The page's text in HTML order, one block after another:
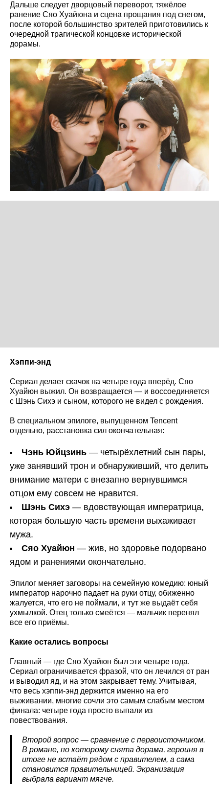
Дальше следует дворцовый переворот, тяжёлое
ранение Сяо Хуайюна и сцена прощания под снегом,
после которой большинство зрителей приготовились к
очередной трагической концовке исторической
дорамы.
Хэппи-энд
Сериал делает скачок на четыре года вперёд. Сяо
Хуайюн выжил. Он возвращается — и воссоединяется
с Шэнь Сихэ и сыном, которого не видел с рождения.
В специальном эпилоге, выпущенном Tencent
отдельно, расстановка сил окончательная:
Чэнь Юйцзинь — четырёхлетний сын пары,
уже занявший трон и обнаруживший, что делить
внимание матери с внезапно вернувшимся
отцом ему совсем не нравится.
Шэнь Сихэ — вдовствующая императрица,
которая большую часть времени выхаживает
мужа.
Сяо Хуайюн — жив, но здоровье подорвано
ядом и ранениями окончательно.
Эпилог меняет заговоры на семейную комедию: юный
император нарочно падает на руки отцу, обиженно
жалуется, что его не поймали, и тут же выдаёт себя
ухмылкой. Отец только смеётся — мальчик перенял
все его приёмы.
Какие остались вопросы
Главный — где Сяо Хуайюн был эти четыре года.
Сериал ограничивается фразой, что он лечился от ран
и выводил яд, и на этом закрывает тему. Учитывая,
что весь хэппи-энд держится именно на его
выживании, многие сочли это самым слабым местом
финала: четыре года просто выпали из
повествования.
Второй вопрос — сравнение с первоисточником.
В романе, по которому снята дорама, героиня в
итоге не встаёт рядом с правителем, а сама
становится правительницей. Экранизация
выбрала вариант мягче.